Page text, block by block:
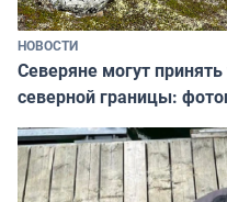
НОВОСТИ
Северяне могут
северной границы: